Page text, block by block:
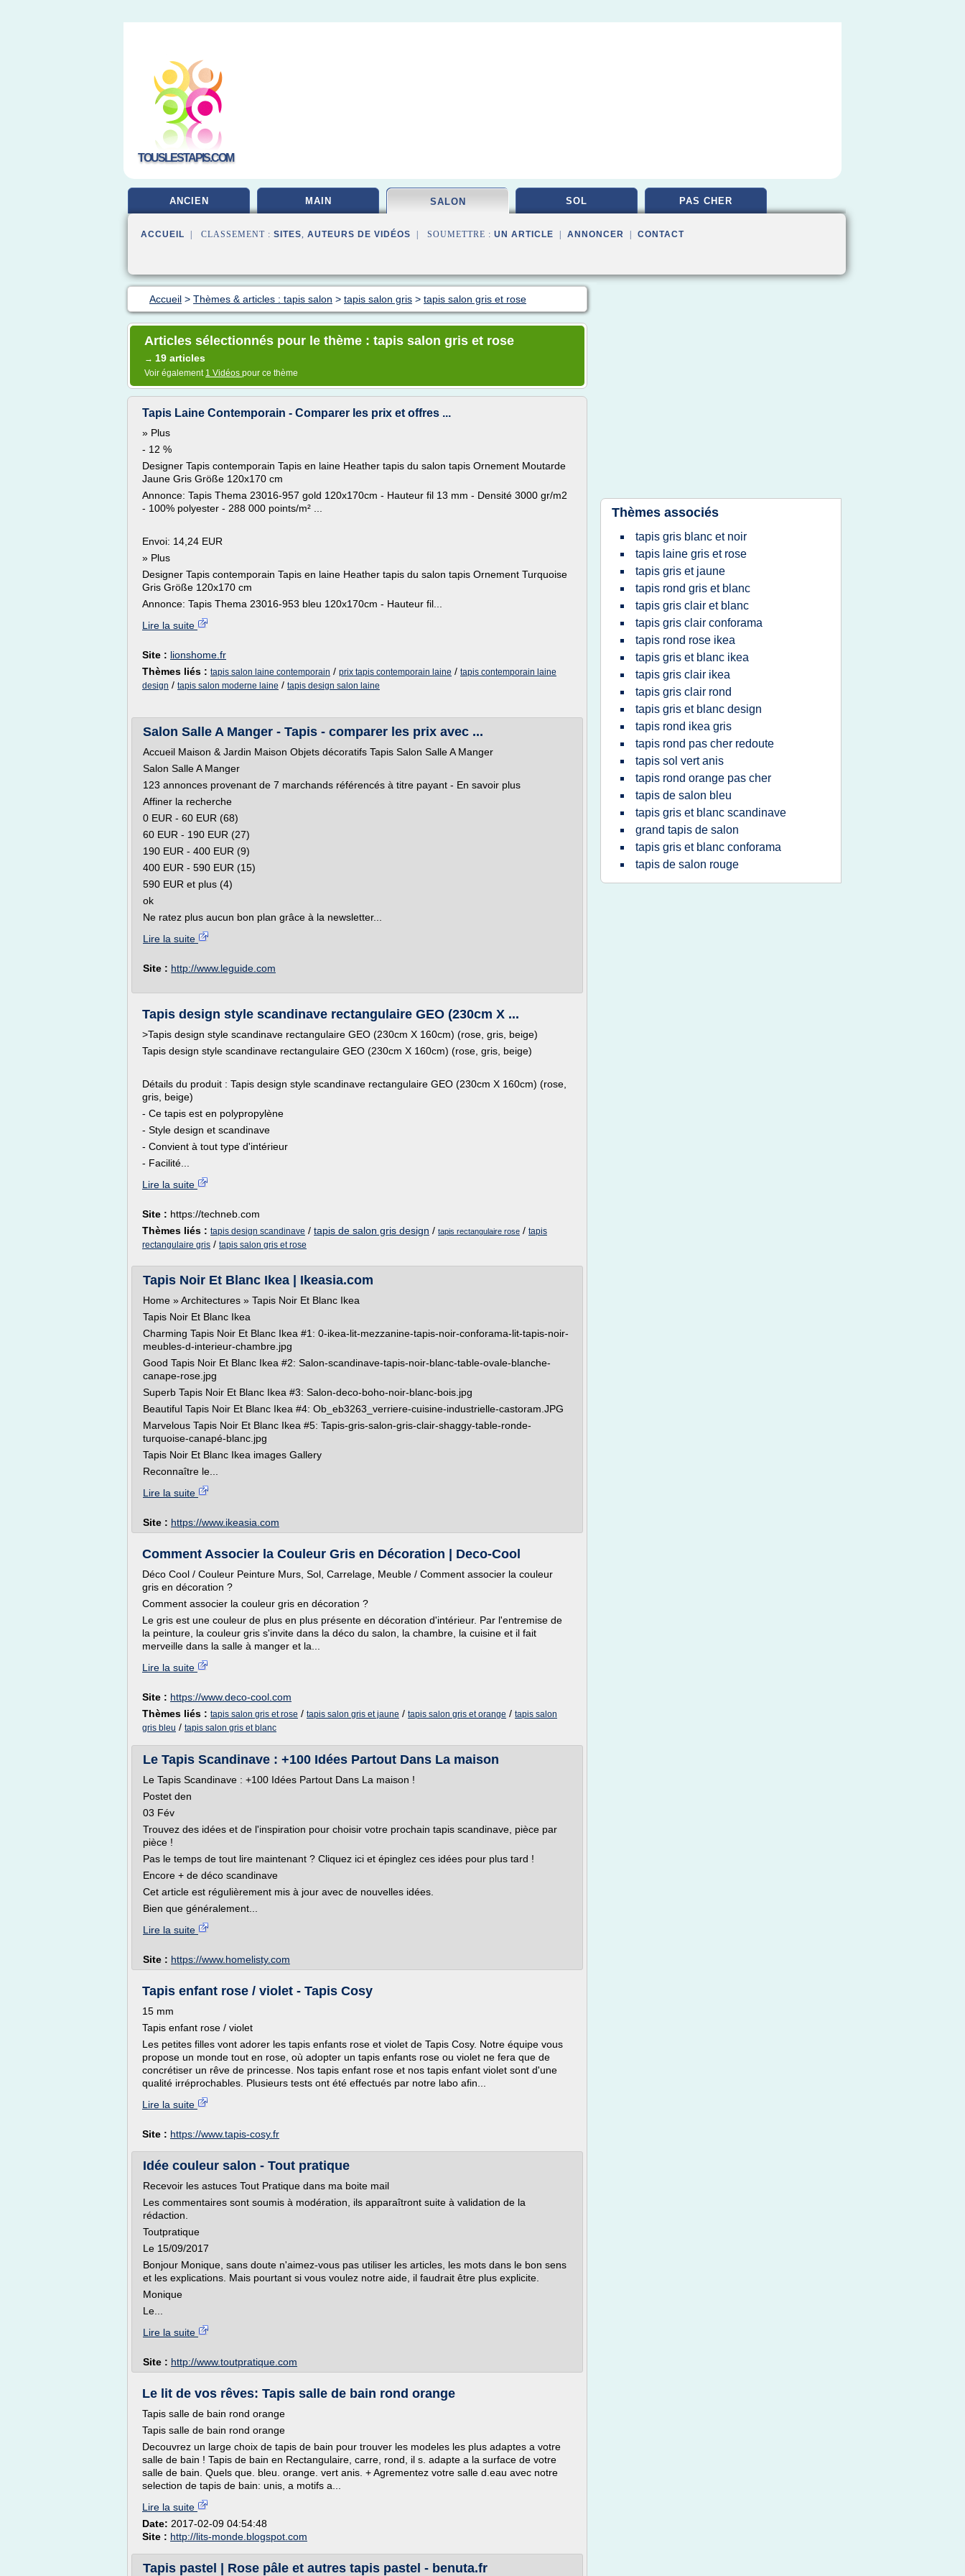
TOUSLESTAPIS.COM
ANCIEN MAIN SALON SOL PAS CHER
ACCUEIL | CLASSEMENT : SITES, AUTEURS DE VIDÉOS | SOUMETTRE : UN ARTICLE ANNONCER CONTACT
Accueil > Thèmes & articles : tapis salon > tapis salon gris > tapis salon gris et rose
Articles sélectionnés pour le thème : tapis salon gris et rose
→ 19 articles
Voir également 1 Vidéos pour ce thème
Tapis Laine Contemporain - Comparer les prix et offres ...
» Plus
- 12 %
Designer Tapis contemporain Tapis en laine Heather tapis du salon tapis Ornement Moutarde
Jaune Gris Größe 120x170 cm
Annonce: Tapis Thema 23016-957 gold 120x170cm - Hauteur fil 13 mm - Densité 3000 gr/m2
- 100% polyester - 288 000 points/m² ...
Envoi: 14,24 EUR
» Plus
Designer Tapis contemporain Tapis en laine Heather tapis du salon tapis Ornement Turquoise
Gris Größe 120x170 cm
Annonce: Tapis Thema 23016-953 bleu 120x170cm - Hauteur fil...
Lire la suite
Site : lionshome.fr
Thèmes liés : tapis salon laine contemporain / prix tapis contemporain laine / tapis contemporain laine
design / tapis salon moderne laine / tapis design salon laine
Salon Salle A Manger - Tapis - comparer les prix avec ...
Accueil Maison & Jardin Maison Objets décoratifs Tapis Salon Salle A Manger
Salon Salle A Manger
123 annonces provenant de 7 marchands référencés à titre payant - En savoir plus
Affiner la recherche
0 EUR - 60 EUR (68)
60 EUR - 190 EUR (27)
190 EUR - 400 EUR (9)
400 EUR - 590 EUR (15)
590 EUR et plus (4)
ok
Ne ratez plus aucun bon plan grâce à la newsletter...
Lire la suite
Site : http://www.leguide.com
Tapis design style scandinave rectangulaire GEO (230cm X ...
>Tapis design style scandinave rectangulaire GEO (230cm X 160cm) (rose, gris, beige)
Tapis design style scandinave rectangulaire GEO (230cm X 160cm) (rose, gris, beige)
Détails du produit : Tapis design style scandinave rectangulaire GEO (230cm X 160cm) (rose,
gris, beige)
- Ce tapis est en polypropylène
- Style design et scandinave
- Convient à tout type d'intérieur
- Facilité...
Lire la suite
Site : https://techneb.com
Thèmes liés : tapis design scandinave / tapis de salon gris design / tapis rectangulaire rose / tapis
rectangulaire gris / tapis salon gris et rose
Tapis Noir Et Blanc Ikea | Ikeasia.com
Home » Architectures » Tapis Noir Et Blanc Ikea
Tapis Noir Et Blanc Ikea
Charming Tapis Noir Et Blanc Ikea #1: 0-ikea-lit-mezzanine-tapis-noir-conforama-lit-tapis-noir-
meubles-d-interieur-chambre.jpg
Good Tapis Noir Et Blanc Ikea #2: Salon-scandinave-tapis-noir-blanc-table-ovale-blanche-
canape-rose.jpg
Superb Tapis Noir Et Blanc Ikea #3: Salon-deco-boho-noir-blanc-bois.jpg
Beautiful Tapis Noir Et Blanc Ikea #4: Ob_eb3263_verriere-cuisine-industrielle-castoram.JPG
Marvelous Tapis Noir Et Blanc Ikea #5: Tapis-gris-salon-gris-clair-shaggy-table-ronde-
turquoise-canapé-blanc.jpg
Tapis Noir Et Blanc Ikea images Gallery
Reconnaître le...
Lire la suite
Site : https://www.ikeasia.com
Comment Associer la Couleur Gris en Décoration | Deco-Cool
Déco Cool / Couleur Peinture Murs, Sol, Carrelage, Meuble / Comment associer la couleur
gris en décoration ?
Comment associer la couleur gris en décoration ?
Le gris est une couleur de plus en plus présente en décoration d'intérieur. Par l'entremise de
la peinture, la couleur gris s'invite dans la déco du salon, la chambre, la cuisine et il fait
merveille dans la salle à manger et la...
Lire la suite
Site : https://www.deco-cool.com
Thèmes liés : tapis salon gris et rose / tapis salon gris et jaune / tapis salon gris et orange / tapis salon
gris bleu / tapis salon gris et blanc
Le Tapis Scandinave : +100 Idées Partout Dans La maison
Le Tapis Scandinave : +100 Idées Partout Dans La maison !
Postet den
03 Fév
Trouvez des idées et de l'inspiration pour choisir votre prochain tapis scandinave, pièce par
pièce !
Pas le temps de tout lire maintenant ? Cliquez ici et épinglez ces idées pour plus tard !
Encore + de déco scandinave
Cet article est régulièrement mis à jour avec de nouvelles idées.
Bien que généralement...
Lire la suite
Site : https://www.homelisty.com
Tapis enfant rose / violet - Tapis Cosy
15 mm
Tapis enfant rose / violet
Les petites filles vont adorer les tapis enfants rose et violet de Tapis Cosy. Notre équipe vous
propose un monde tout en rose, où adopter un tapis enfants rose ou violet ne fera que de
concrétiser un rêve de princesse. Nos tapis enfant rose et nos tapis enfant violet sont d'une
qualité irréprochables. Plusieurs tests ont été effectués par notre labo afin...
Lire la suite
Site : https://www.tapis-cosy.fr
Idée couleur salon - Tout pratique
Recevoir les astuces Tout Pratique dans ma boite mail
Les commentaires sont soumis à modération, ils apparaîtront suite à validation de la
rédaction.
Toutpratique
Le 15/09/2017
Bonjour Monique, sans doute n'aimez-vous pas utiliser les articles, les mots dans le bon sens
et les explications. Mais pourtant si vous voulez notre aide, il faudrait être plus explicite.
Monique
Le...
Lire la suite
Site : http://www.toutpratique.com
Le lit de vos rêves: Tapis salle de bain rond orange
Tapis salle de bain rond orange
Tapis salle de bain rond orange
Decouvrez un large choix de tapis de bain pour trouver les modeles les plus adaptes a votre
salle de bain ! Tapis de bain en Rectangulaire, carre, rond, il s. adapte a la surface de votre
salle de bain. Quels que. bleu. orange. vert anis. + Agrementez votre salle d.eau avec notre
selection de tapis de bain: unis, a motifs a...
Lire la suite
Date: 2017-02-09 04:54:48
Site : http://lits-monde.blogspot.com
Tapis pastel | Rose pâle et autres tapis pastel - benuta.fr
Thèmes associés
tapis gris blanc et noir
tapis laine gris et rose
tapis gris et jaune
tapis rond gris et blanc
tapis gris clair et blanc
tapis gris clair conforama
tapis rond rose ikea
tapis gris et blanc ikea
tapis gris clair ikea
tapis gris clair rond
tapis gris et blanc design
tapis rond ikea gris
tapis rond pas cher redoute
tapis sol vert anis
tapis rond orange pas cher
tapis de salon bleu
tapis gris et blanc scandinave
grand tapis de salon
tapis gris et blanc conforama
tapis de salon rouge